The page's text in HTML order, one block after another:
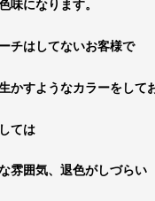
味になります。
チはしてないお客様で
かすようなカラーをして
ては
雰囲気、退色がしづらい